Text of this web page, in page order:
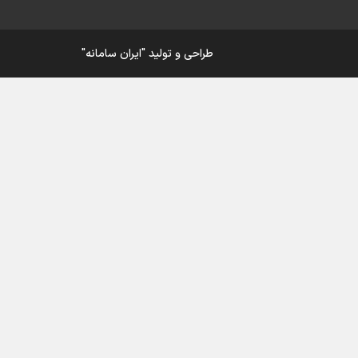
طراحی و تولید"ایران سامانه"